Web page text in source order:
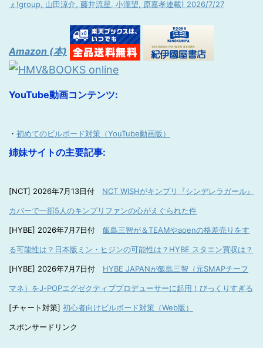
ぇ!group, 山田涼介, 藤井流星, 小瀧望, 原嘉孝連載) 2026/7/27
Amazon (本)
YouTube動画コンテンツ:
・ 初めてのビルボード対策（YouTube動画版）
姉妹サイトの主要記事:
[NCT] 2026年7月13日付 NCT WISHがキンプリ『シンデレラガール』
カバーで一部5人のキンプリファンの心がえぐられた件
[HYBE] 2026年7月7日付 飯島三智が＆TEAMやaoenの格差売りをす
る可能性は？日本版ミン・ヒジンの可能性は？HYBE スタエン買収は？
[HYBE] 2026年7月7日付 HYBE JAPANが飯島三智（元SMAPチーフ
マネ）をJ-POPエグゼクティブプロデューサーに起用！びっくりすぎる
[チャート対策] 初心者向けビルボード対策（Web版）
スポンサードリンク